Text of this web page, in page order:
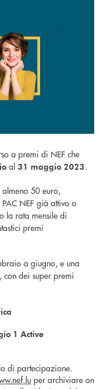
a premi di NEF che
al 31 maggio 2023.
almeno 50 euro,
NEF già attivo o
la rata mensile di
premi
a giugno, e una
dei super premi
1 Active
di partecipazione.
per archiviare on